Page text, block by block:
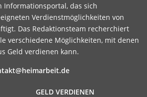
Informationsportal, das sich
Verdienstmöglichkeiten von
Das Redaktionsteam recherchiert
verschiedene Möglichkeiten, mit denen
Geld verdienen kann.
GELD VERDIENEN